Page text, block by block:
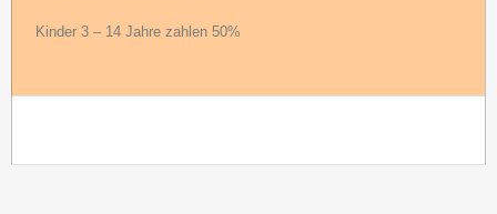
Kinder 3 – 14 Jahre zahlen 50%